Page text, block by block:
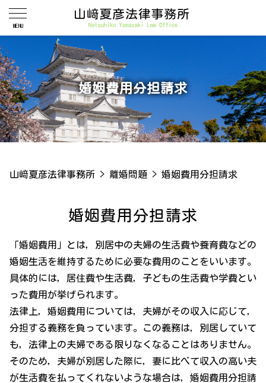
婚姻費用分担請求
山﨑夏彦法律事務所 > 離婚問題 > 婚姻費用分担請求
婚姻費用分担請求
「婚姻費用」とは，別居中の夫婦の生活費や養育費などの
婚姻生活を維持するために必要な費用のことをいいます。
具体的には，居住費や生活費，子どもの生活費や学費とい
った費用が挙げられます。
法律上，婚姻費用については，夫婦がその収入に応じて，
分担する義務を負っています。この義務は，別居していて
も，法律上の夫婦である限りなくなることはありません。
そのため，夫婦が別居した際に，妻に比べて収入の高い夫
が生活費を払ってくれないような場合は，婚姻費用分担請